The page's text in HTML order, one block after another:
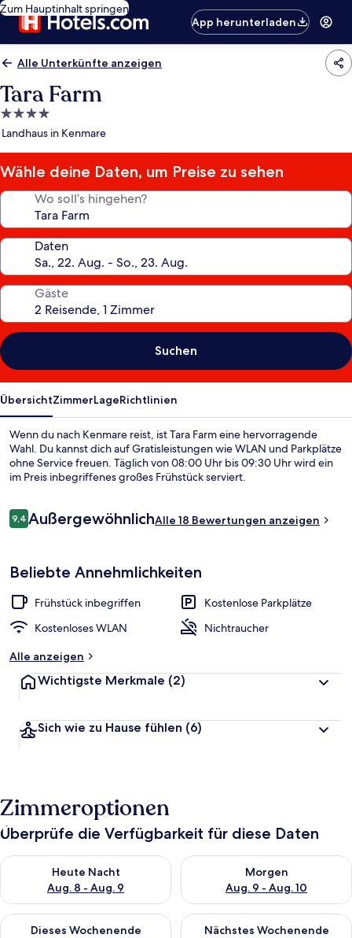
Zum Hauptinhalt springen
App herunterladen
Alle Unterkünfte anzeigen
Tara Farm
4.0-
Sterne-
Landhaus in Kenmare
Wähle deine Daten, um Preise zu sehen
Wo soll’s hingehen?
Daten
Gäste
Suchen
ÜbersichtZimmerLageRichtlinien
Wenn du nach Kenmare reist, ist Tara Farm eine hervorragende
Wahl. Du kannst dich auf Gratisleistungen wie WLAN und Parkplätze
ohne Service freuen. Täglich von 08:00 Uhr bis 09:30 Uhr wird ein
im Preis inbegriffenes großes Frühstück serviert.
Bewertungen
9,49,4 von 10.
AußergewöhnlichAlle 18 Bewertungen anzeigen
Beliebte Annehmlichkeiten
Frühstück inbegriffen
Kostenlose Parkplätze
Kostenloses WLAN
Nichtraucher
Alle anzeigen
Wichtigste Merkmale (2)
Sich wie zu Hause fühlen (6)
Zimmeroptionen
Überprüfe die Verfügbarkeit für diese Daten
Heute Nacht
Aug. 8 - Aug. 9
Überprüfe die Verfügbarkeit für heute Nacht, Aug. 8 - Aug. 9.
Morgen
Aug. 9 - Aug. 10
Überprüfe die Verfügbarkeit
Dieses Wochenende
Überprüfe die Verfügbarkeit für dieses Wochenende, Aug. 14
Nächstes Wochenende
Überprüfe die Verfügbarkeit